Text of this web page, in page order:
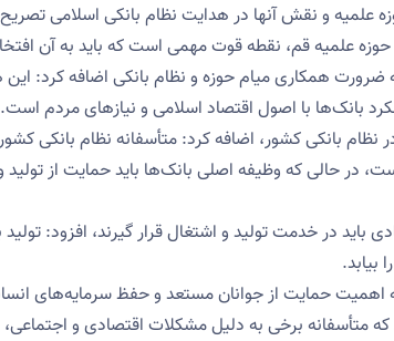
علمیه و نقش آنها در هدایت نظام بانکی اسلامی
حوزه علمیه قم، نقطه قوت مهمی است که باید به آن
ضرورت همکاری میام حوزه و نظام بانکی اضافه کرد:
بانک‌ها با اصول اقتصاد اسلامی و نیازهای مردم است.
نظام بانکی کشور، اضافه کرد: متأسفانه نظام بانکی
در حالی که وظیفه اصلی بانک‌ها باید حمایت از تولید
باید در خدمت تولید و اشتغال قرار گیرند، افزود:
بیابد.
به اهمیت حمایت از جوانان مستعد و حفظ سرمایه‌های
متأسفانه برخی به دلیل مشکلات اقتصادی و اجتماعی،